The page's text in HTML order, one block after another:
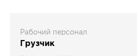
Рабочий персонал
Грузчик